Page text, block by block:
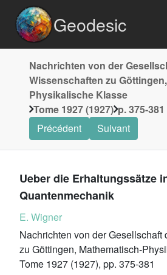
Geodesic
Nachrichten von der
Wissenschaften zu
Physikalische Klasse
Tome 1927 (1927) p. 375-381
Précédent
Suivant
Ueber die Erhaltungssätze
Quantenmechanik
E. Wigner
Nachrichten von der Gesellschaft
zu Göttingen, Mathematisch-
Tome 1927 (1927), pp. 375-381